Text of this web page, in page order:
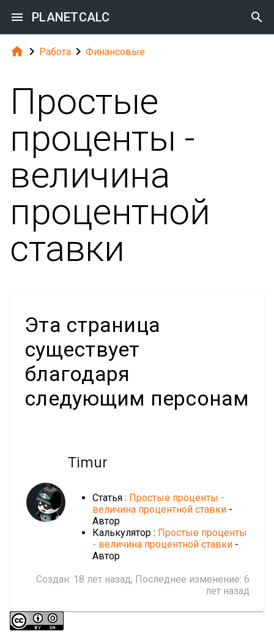
 PLANETCALC 
  Работа  Финансовые
Простые
проценты -
величина
процентной
ставки
Эта страница
существует
благодаря
следующим персонам
Timur
Статья : Простые проценты -
величина процентной ставки -
Автор
Калькулятор : Простые проценты
- величина процентной ставки -
Автор
Создан: 18 лет назад, Последнее изменение: 6
лет назад